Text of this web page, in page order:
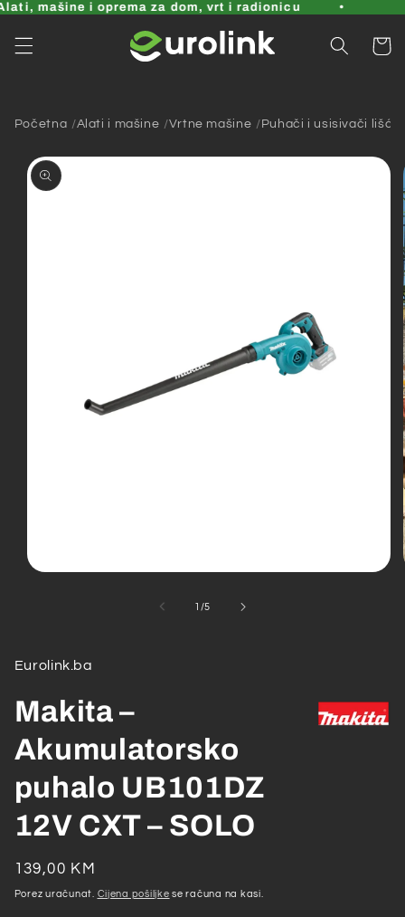
Pređi
sadržaj
mašine i oprema za dom, vrt i radionicu
Korpa
Početna Alati i mašine Vrtne mašine Puhači i usisivači lišća
informacije
1 /od
5
Eurolink.ba
Makita –
Akumulatorsko
puhalo UB101DZ
12V CXT – SOLO
Redovna
cijena
139,00 KM
Porez uračunat. Cijena pošiljke se računa na kasi.